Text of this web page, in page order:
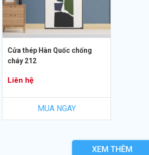
Cửa thép Hàn Quốc chống
cháy 212
Liên hệ
MUA NGAY
XEM THÊM